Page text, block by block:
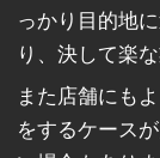
っかり目的地
り、決して楽
また店舗にも
をするケース